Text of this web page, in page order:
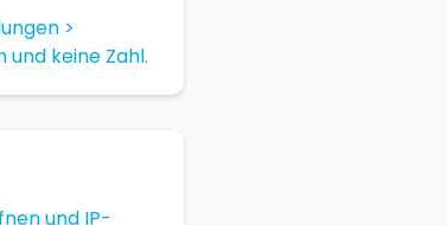
>
keine Zahl.
und IP-